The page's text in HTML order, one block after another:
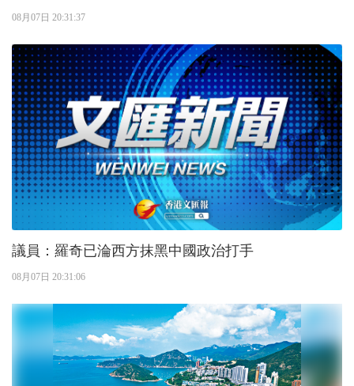
08月07日 20:31:37
議員：羅奇已淪西方抹黑中國政治打手
08月07日 20:31:06